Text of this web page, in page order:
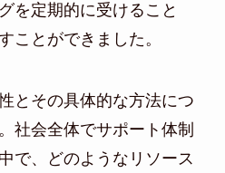
を定期的に受けること
ことができました。
とその具体的な方法につ
社会全体でサポート体制
で、どのようなリソース